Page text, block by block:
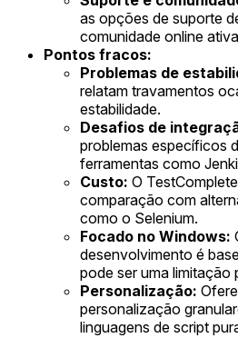
as opções de suporte
comunidade online
Pontos fracos:
Problemas de
relatam travamentos
estabilidade.
Desafios de
problemas específicos
ferramentas como
Custo: O
comparação com
como o Selenium.
Focado no Windows:
desenvolvimento é
pode ser uma limitação
Personalização:
personalização
linguagens de script